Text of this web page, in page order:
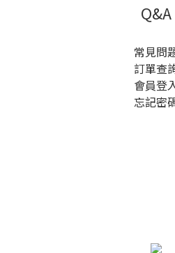
Q&A
常見問
訂單查
會員登
忘記密